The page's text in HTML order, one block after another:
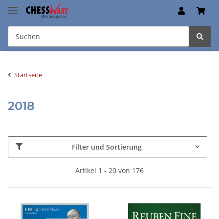
Startseite
2018
Filter und Sortierung
Artikel 1 - 20 von 176